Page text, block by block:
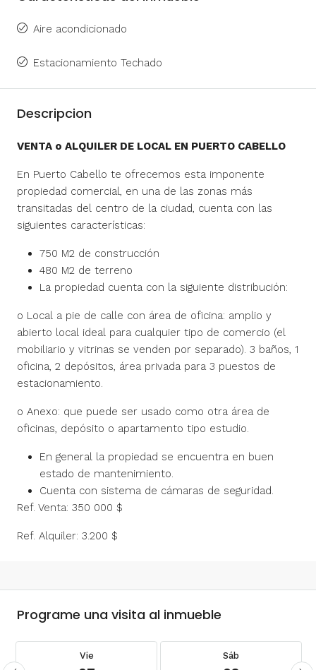
Aire acondicionado
Estacionamiento Techado
Descripcion
VENTA o ALQUILER DE LOCAL EN PUERTO CABELLO
En Puerto Cabello te ofrecemos esta imponente
propiedad comercial, en una de las zonas más
transitadas del centro de la ciudad, cuenta con las
siguientes características:
750 M2 de construcción
480 M2 de terreno
La propiedad cuenta con la siguiente distribución:
o Local a pie de calle con área de oficina: amplio y
abierto local ideal para cualquier tipo de comercio (el
mobiliario y vitrinas se venden por separado). 3 baños, 1
oficina, 2 depósitos, área privada para 3 puestos de
estacionamiento.
o Anexo: que puede ser usado como otra área de
oficinas, depósito o apartamento tipo estudio.
En general la propiedad se encuentra en buen
estado de mantenimiento.
Cuenta con sistema de cámaras de seguridad.
Ref. Venta: 350 000 $
Ref. Alquiler: 3.200 $
Programe una visita al inmueble
Vie Sáb